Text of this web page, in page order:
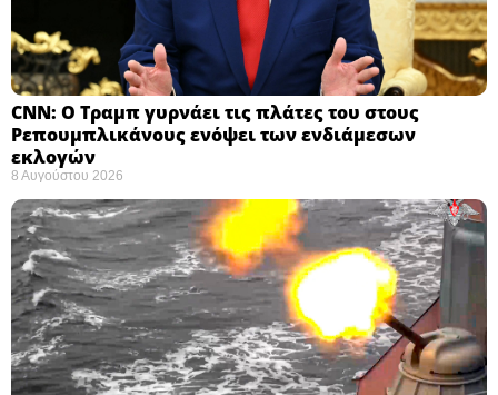
CNN: Ο Τραμπ γυρνάει τις πλάτες του στους
Ρεπουμπλικάνους ενόψει των ενδιάμεσων
εκλογών ​
8 Αυγούστου 2026